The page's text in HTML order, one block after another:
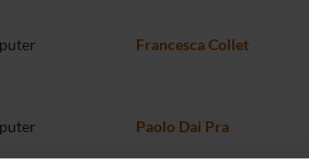
Francesca Collet
Paolo Dai Pra